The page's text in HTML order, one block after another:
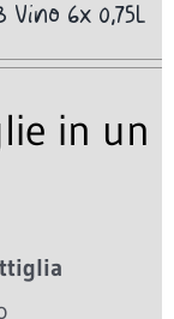
Vino 6x 0,75L
in un